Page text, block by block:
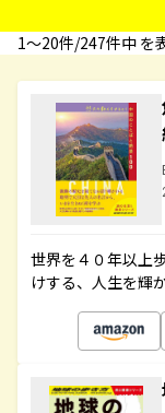
1〜20件/247件中 を
世界を４０年以上
けする、人生を輝